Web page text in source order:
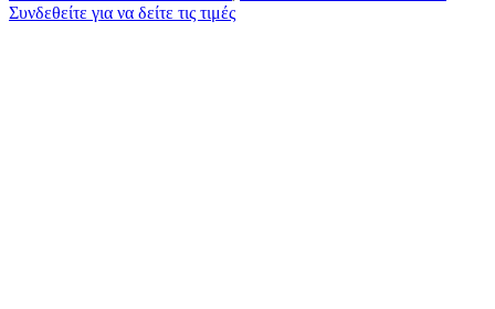
Συνδεθείτε για να δείτε τις τιμές